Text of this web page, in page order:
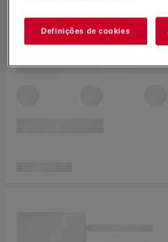
Definições de cookies